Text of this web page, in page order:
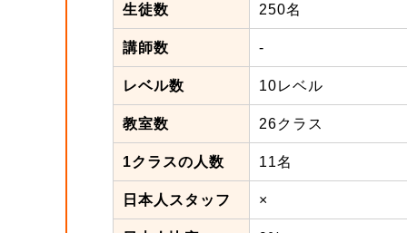
生徒数 250名
講師数 -
レベル数 10レベル
教室数 26クラス
1クラスの人数 11名
日本人スタッフ ×